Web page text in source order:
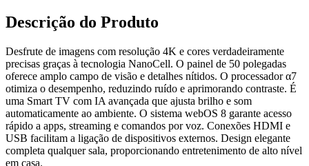
Descrição do Produto
Desfrute de imagens com resolução 4K e cores verdadeiramente
precisas graças à tecnologia NanoCell. O painel de 50 polegadas
oferece amplo campo de visão e detalhes nítidos. O processador α7
otimiza o desempenho, reduzindo ruído e aprimorando contraste. É
uma Smart TV com IA avançada que ajusta brilho e som
automaticamente ao ambiente. O sistema webOS 8 garante acesso
rápido a apps, streaming e comandos por voz. Conexões HDMI e
USB facilitam a ligação de dispositivos externos. Design elegante
completa qualquer sala, proporcionando entretenimento de alto nível
em casa.